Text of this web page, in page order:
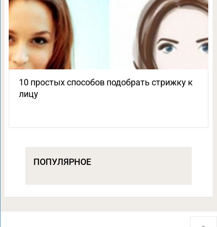
10 простых способов подобрать стрижку к
лицу
ПОПУЛЯРНОЕ